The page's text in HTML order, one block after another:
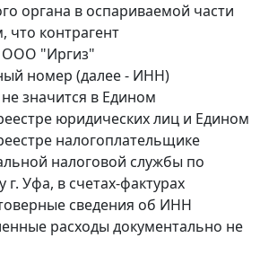
органа в оспариваемой части
что контрагент
ООО "Иргиз"
номер (далее - ИНН)
значится в Едином
юридических лиц и Едином
налогоплательщике
налоговой службы по
г. Уфа, в счетах-фактурах
сведения об ИНН
расходы документально не